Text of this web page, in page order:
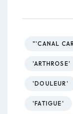
"'CANAL
'ARTHROSE'
'DOULEUR'
'FATIGUE'